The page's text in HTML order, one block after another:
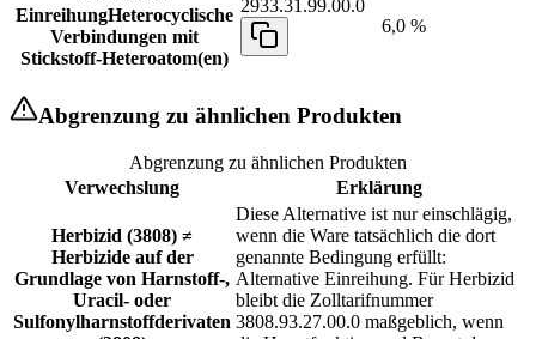
EinreihungHeterocyclische
Verbindungen mit
Stickstoff-Heteroatom(en)
2933.31.99.00.0
6,0 %
Abgrenzung zu ähnlichen Produkten
Abgrenzung zu ähnlichen Produkten
Verwechslung
Erklärung
Herbizid (3808) ≠
Herbizide auf der
Grundlage von Harnstoff-,
Uracil- oder
Sulfonylharnstoffderivaten
Diese Alternative ist nur einschlägig,
wenn die Ware tatsächlich die dort
genannte Bedingung erfüllt:
Alternative Einreihung. Für Herbizid
bleibt die Zolltarifnummer
3808.93.27.00.0 maßgeblich, wenn